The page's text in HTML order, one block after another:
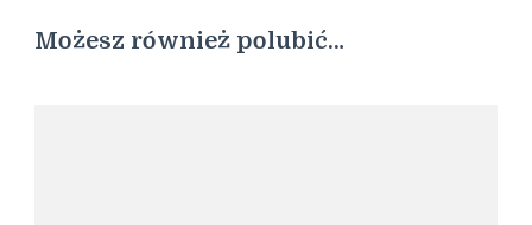
Możesz również polubić…